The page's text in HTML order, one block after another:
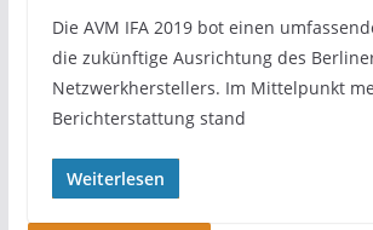
Die AVM IFA 2019 bot einen
die zukünftige Ausrichtung des
Netzwerkherstellers. Im Mittelpunkt
Berichterstattung stand
Weiterlesen